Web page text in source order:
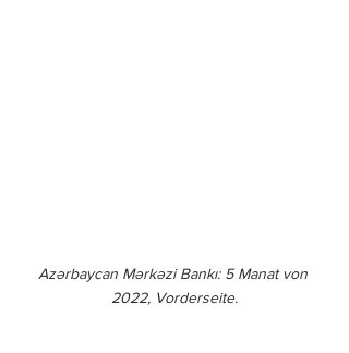
Azərbaycan Mərkəzi Bankı: 5 Manat von
2022, Vorderseite.